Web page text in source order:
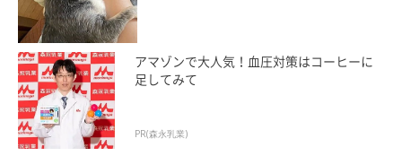
アマゾンで大人気！血圧対策はコーヒーに
足してみて
PR(森永乳業)